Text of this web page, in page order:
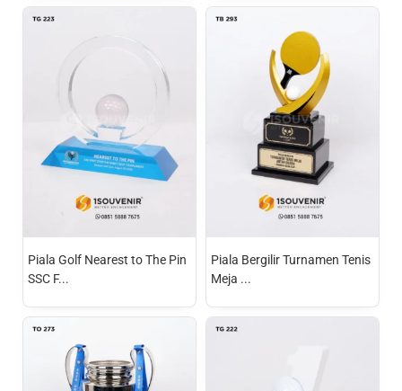
Piala Golf Nearest to The Pin
SSC F...
Piala Bergilir Turnamen Tenis
Meja ...